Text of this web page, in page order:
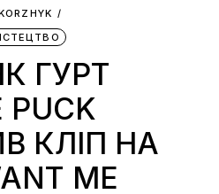
ГУРТ
PUCK
КЛІП НА
ME